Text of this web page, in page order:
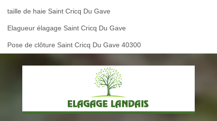
taille de haie Saint Cricq Du Gave
Elagueur élagage Saint Cricq Du Gave
Pose de clôture Saint Cricq Du Gave 40300